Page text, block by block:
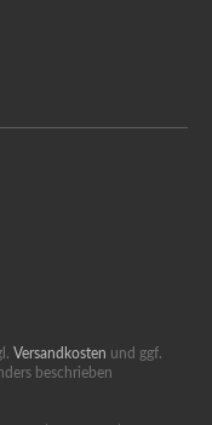
Versandkosten und ggf.
beschrieben